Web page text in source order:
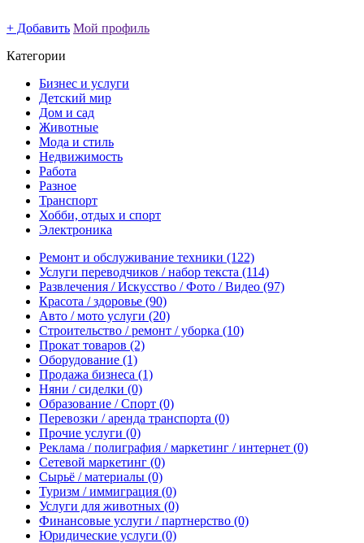
+ Добавить Мой профиль
Категории
Бизнес и услуги
Детский мир
Дом и сад
Животные
Мода и стиль
Недвижимость
Работа
Разное
Транспорт
Хобби, отдых и спорт
Электроника
Ремонт и обслуживание техники (122)
Услуги переводчиков / набор текста (114)
Развлечения / Искусство / Фото / Видео (97)
Красота / здоровье (90)
Авто / мото услуги (20)
Строительство / ремонт / уборка (10)
Прокат товаров (2)
Оборудование (1)
Продажа бизнеса (1)
Няни / сиделки (0)
Образование / Спорт (0)
Перевозки / аренда транспорта (0)
Прочие услуги (0)
Реклама / полиграфия / маркетинг / интернет (0)
Сетевой маркетинг (0)
Сырьё / материалы (0)
Туризм / иммиграция (0)
Услуги для животных (0)
Финансовые услуги / партнерство (0)
Юридические услуги (0)